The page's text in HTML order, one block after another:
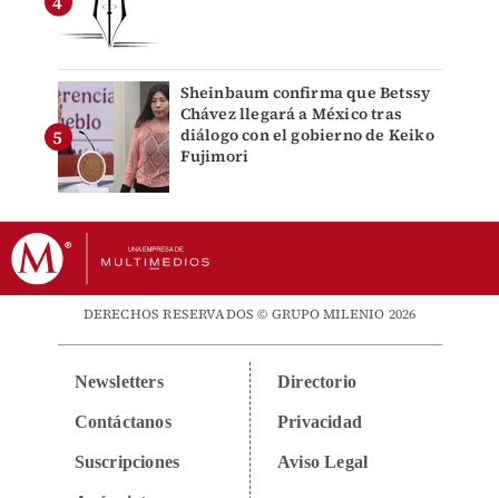
Sheinbaum confirma que Betssy
Chávez llegará a México tras
diálogo con el gobierno de Keiko
Fujimori
DERECHOS RESERVADOS © GRUPO MILENIO 2026
Newsletters
Contáctanos
Suscripciones
Directorio
Privacidad
Aviso Legal